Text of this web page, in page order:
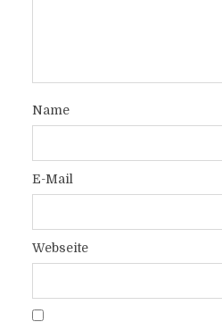
Name
E-Mail
Webseite